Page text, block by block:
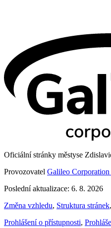
Oficiální stránky městyse
Provozovatel Galileo Corporation
Poslední aktualizace: 6. 8. 2026
Změna vzhledu, Struktura stránek,
Prohlášení o přístupnosti,